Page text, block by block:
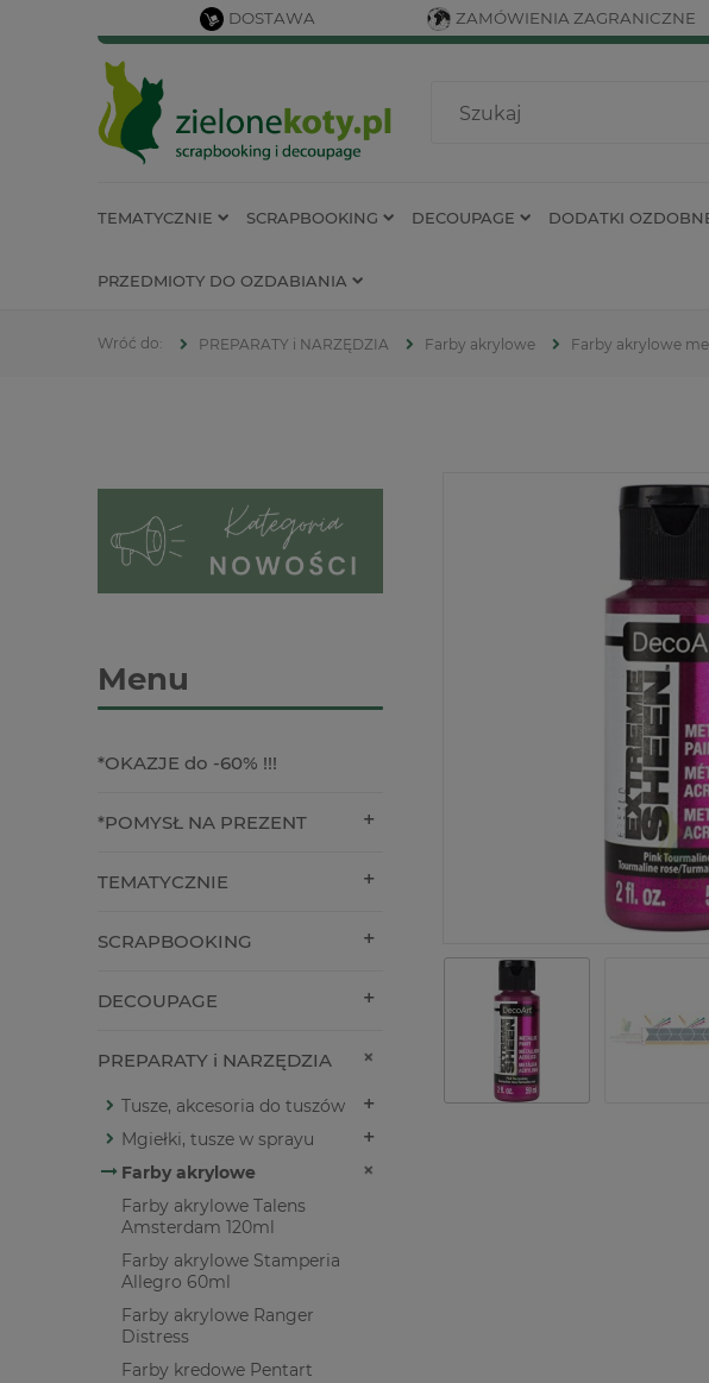
DOSTAWA ZAMÓWIENIA ZAGRANICZNE
TEMATYCZNIE SCRAPBOOKING DECOUPAGE DODATKI
PRZEDMIOTY DO OZDABIANIA
PREPARATY i NARZĘDZIA Farby akrylowe Farby akrylowe
Menu
*OKAZJE do -60% !!!
*POMYSŁ NA PREZENT
TEMATYCZNIE
SCRAPBOOKING
DECOUPAGE
PREPARATY i NARZĘDZIA
Tusze, akcesoria do tuszów
Mgiełki, tusze w sprayu
Farby akrylowe
Farby akrylowe Talens
Amsterdam 120ml
Farby akrylowe Stamperia
Allegro 60ml
Farby akrylowe Ranger
Distress
Farby kredowe Pentart